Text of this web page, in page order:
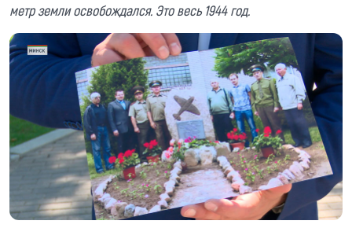
метр земли освобождался. Это весь 1944 год.